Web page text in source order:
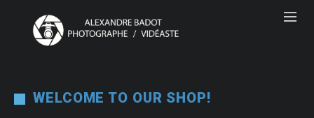
WELCOME TO OUR SHOP!